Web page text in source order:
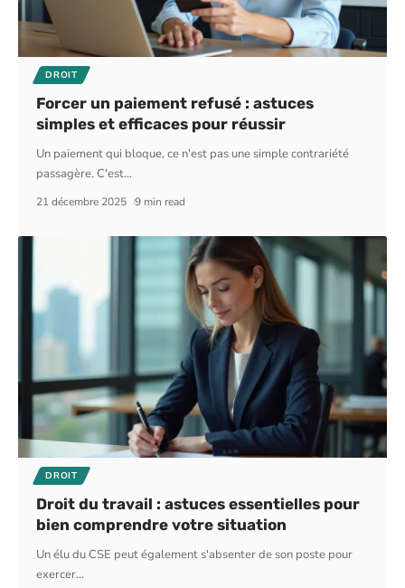
DROIT
Forcer un paiement refusé : astuces
simples et efficaces pour réussir
Un paiement qui bloque, ce n'est pas une simple contrariété
passagère. C'est…
21 décembre 2025 9 min read
DROIT
Droit du travail : astuces essentielles pour
bien comprendre votre situation
Un élu du CSE peut également s'absenter de son poste pour
exercer…